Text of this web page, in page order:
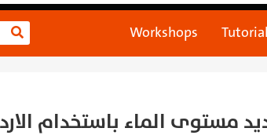
Workshops
مستوى الماء باستخدام